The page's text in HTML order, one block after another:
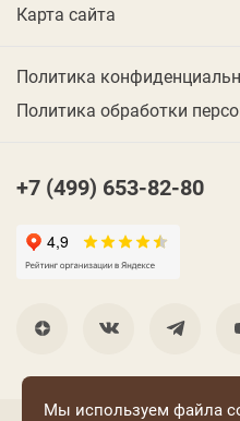
Карта сайта
Политика
Политика обработки
+7 (499) 653-82-80
Мы используем файла